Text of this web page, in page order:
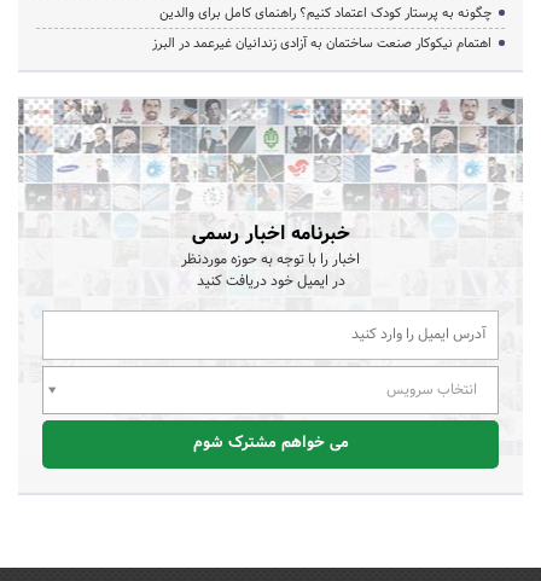
چگونه به پرستار کودک اعتماد کنیم؟ راهنمای کامل برای والدین
اهتمام نیکوکار صنعت ساختمان به آزادی زندانیان غیرعمد در البرز
خبرنامه اخبار رسمی
اخبار را با توجه به حوزه موردنظر
در ایمیل خود دریافت کنید
انتخاب سرویس
می خواهم مشترک شوم